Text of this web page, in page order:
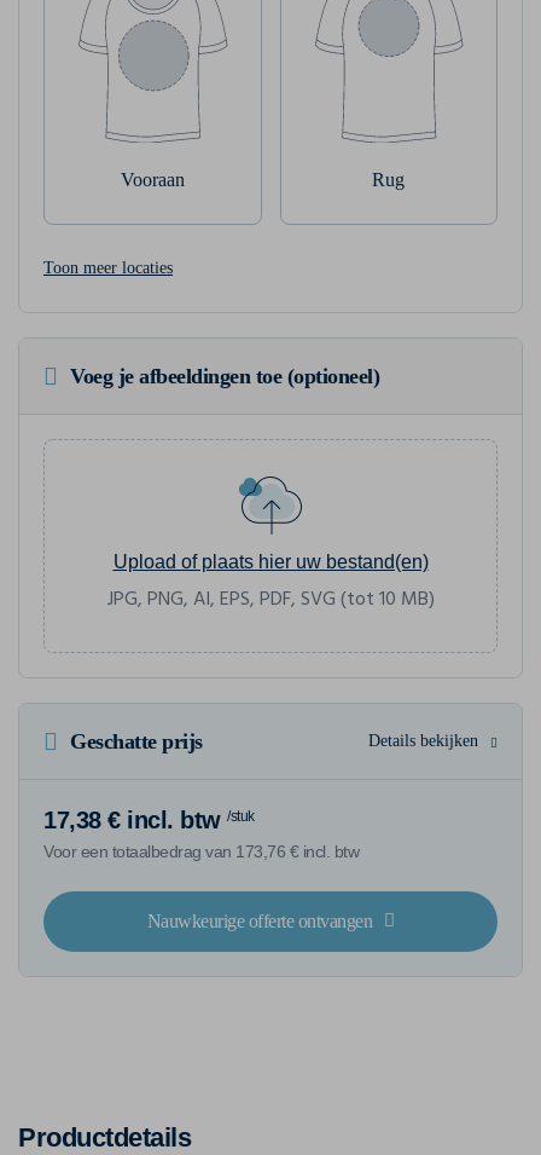
Vooraan Rug
Toon meer locaties
Voeg je afbeeldingen toe (optioneel)
Upload of plaats hier uw bestand(en)
JPG, PNG, AI, EPS, PDF, SVG (tot 10 MB)
Geschatte prijs Details bekijken
17,38 € incl. btw /stuk
Voor een totaalbedrag van 173,76 € incl. btw
Nauwkeurige offerte ontvangen
Productdetails